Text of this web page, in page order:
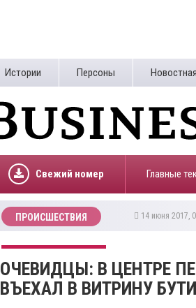
Истории Персоны
Свежий номер Главные
ПРОИСШЕСТВИЯ 14 июня 2017,
ОЧЕВИДЦЫ: В ЦЕНТРЕ
ВЪЕХАЛ В ВИТРИНУ